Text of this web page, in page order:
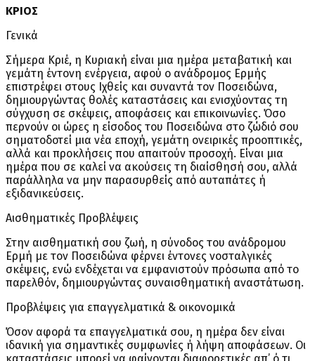
ΚΡΙΟΣ
Γενικά
Σήμερα Κριέ, η Κυριακή είναι μια ημέρα μεταβατική και
γεμάτη έντονη ενέργεια, αφού ο ανάδρομος Ερμής
επιστρέφει στους Ιχθείς και συναντά τον Ποσειδώνα,
δημιουργώντας θολές καταστάσεις και ενισχύοντας τη
σύγχυση σε σκέψεις, αποφάσεις και επικοινωνίες. Όσο
περνούν οι ώρες η είσοδος του Ποσειδώνα στο ζώδιό σου
σηματοδοτεί μια νέα εποχή, γεμάτη ονειρικές προοπτικές,
αλλά και προκλήσεις που απαιτούν προσοχή. Είναι μια
ημέρα που σε καλεί να ακούσεις τη διαίσθησή σου, αλλά
παράλληλα να μην παρασυρθείς από αυταπάτες ή
εξιδανικεύσεις.
Αισθηματικές Προβλέψεις
Στην αισθηματική σου ζωή, η σύνοδος του ανάδρομου
Ερμή με τον Ποσειδώνα φέρνει έντονες νοσταλγικές
σκέψεις, ενώ ενδέχεται να εμφανιστούν πρόσωπα από το
παρελθόν, δημιουργώντας συναισθηματική αναστάτωση.
Προβλέψεις για επαγγελματικά & οικονομικά
Όσον αφορά τα επαγγελματικά σου, η ημέρα δεν είναι
ιδανική για σημαντικές συμφωνίες ή λήψη αποφάσεων. Οι